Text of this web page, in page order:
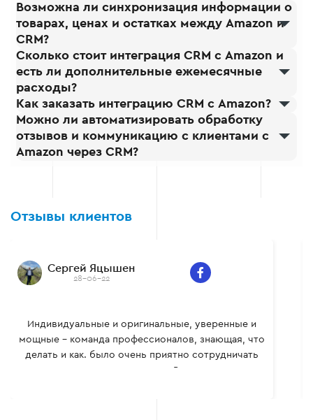
Возможна ли синхронизация информации о
товарах, ценах и остатках между Amazon и
CRM?
Сколько стоит интеграция CRM с Amazon и
есть ли дополнительные ежемесячные
расходы?
Как заказать интеграцию CRM с Amazon?
Можно ли автоматизировать обработку
отзывов и коммуникацию с клиентами с
Amazon через CRM?
Отзывы клиентов
Сергей Яцышен
28-06-22
Индивидуальные и оригинальные, уверенные и
мощные – команда профессионалов, знающая, что
делать и как. было очень приятно сотрудничать
вместе, многому сам научился. Всем рекомендую.